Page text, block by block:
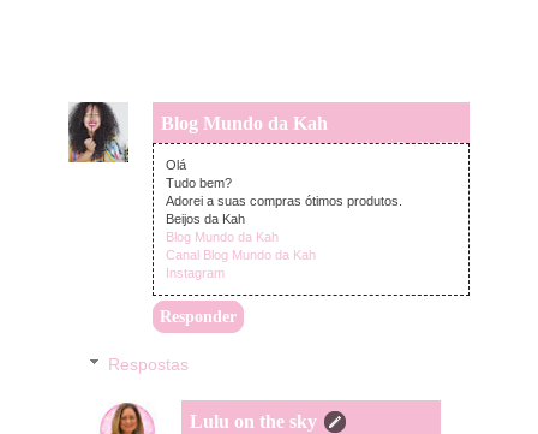
Blog Mundo da Kah
terça-feira, julho 21, 2020
Olá
Tudo bem?
Adorei a suas compras ótimos produtos.
Beijos da Kah
Blog Mundo da Kah
Canal Blog Mundo da Kah
Instagram
Responder
Respostas
Lulu on the sky